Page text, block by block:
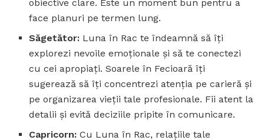
obiective clare. Este un moment bun pentru a
face planuri pe termen lung.
Săgetător: Luna în Rac te îndeamnă să îți
explorezi nevoile emoționale și să te conectezi
cu cei apropiați. Soarele în Fecioară îți
sugerează să îți concentrezi atenția pe carieră și
pe organizarea vieții tale profesionale. Fii atent la
detalii și evită deciziile pripite în comunicare.
Capricorn: Cu Luna în Rac, relațiile tale